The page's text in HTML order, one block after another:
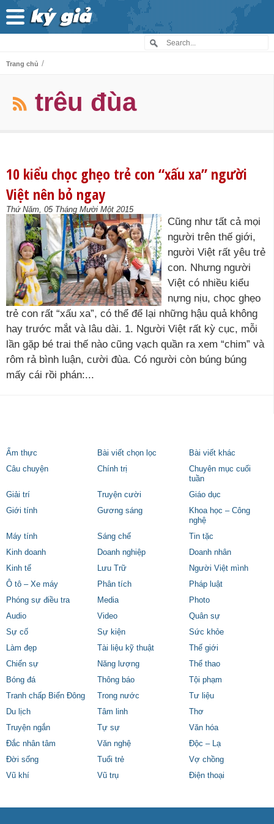
Trang chủ /
trêu đùa
10 kiểu chọc ghẹo trẻ con “xấu xa” người
Việt nên bỏ ngay
Thứ Năm, 05 Tháng Mười Một 2015
Cũng như tất cả mọi
người trên thế giới,
người Việt rất yêu trẻ
con. Nhưng người
Việt có nhiều kiểu
nựng nịu, chọc ghẹo
trẻ con rất “xấu xa”, có thể để lại những hậu quả không
hay trước mắt và lâu dài. 1. Người Việt rất kỳ cục, mỗi
lần gặp bé trai thế nào cũng vạch quần ra xem “chim” và
rôm rả bình luận, cười đùa. Có người còn búng búng
mấy cái rồi phán:...
Ẩm thực Bài viết chọn lọc
Bài viết khác
Câu chuyện
Chính trị
Chuyên mục cuối
tuần
Giải trí
Truyện cười
Giáo dục
Giới tính
Gương sáng
Khoa học – Công
nghệ
Máy tính
Sáng chế
Tin tặc
Kinh doanh
Doanh nghiệp
Doanh nhân
Kinh tế
Lưu Trữ
Người Việt mình
Ô tô – Xe máy
Phân tích
Pháp luật
Phóng sự điều tra
Media
Photo
Audio
Video
Quân sự
Sự cố
Sự kiện
Sức khỏe
Làm đẹp
Tài liệu kỹ thuật
Thế giới
Chiến sự
Năng lượng
Thể thao
Bóng đá
Thông báo
Tội phạm
Tranh chấp Biển Đông
Trong nước
Tư liệu
Du lịch
Tâm linh
Thơ
Truyện ngắn
Tự sự
Văn hóa
Đắc nhân tâm
Văn nghệ
Độc – Lạ
Đời sống
Tuổi trẻ
Vợ chồng
Vũ khí
Vũ trụ Điện thoại